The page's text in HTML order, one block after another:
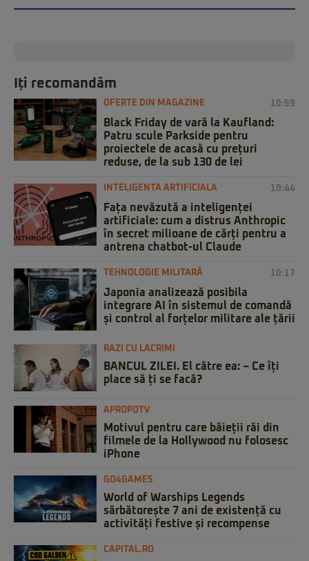
Iți recomandăm
OFERTE DIN MAGAZINE 10:59
Black Friday de vară la Kaufland:
Patru scule Parkside pentru
proiectele de acasă cu prețuri
reduse, de la sub 130 de lei
INTELIGENTA ARTIFICIALA 10:44
Fața nevăzută a inteligenței
artificiale: cum a distrus Anthropic
în secret milioane de cărți pentru a
antrena chatbot-ul Claude
TEHNOLOGIE MILITARĂ 10:17
Japonia analizează posibila
integrare AI în sistemul de comandă
și control al forțelor militare ale țării
RAZI CU LACRIMI
BANCUL ZILEI. El către ea: – Ce îți
place să ți se facă?
APROPOTV
Motivul pentru care băieții răi din
filmele de la Hollywood nu folosesc
iPhone
GO4GAMES
World of Warships Legends
sărbătorește 7 ani de existență cu
activități festive și recompense
CAPITAL.RO